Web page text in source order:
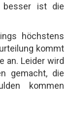
besser ist die
höchstens
kommt
an. Leider wird
gemacht, die
kommen